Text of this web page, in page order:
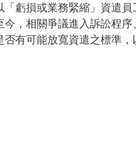
「虧損或業務緊縮」資遣
今，相關爭議進入訴訟程
否有可能放寬資遣之標準